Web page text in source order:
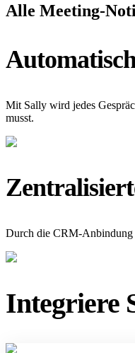
Alle Meeting-
Mit Sally wird jedes
musst.
Durch die CRM-Anbindung
Integriere